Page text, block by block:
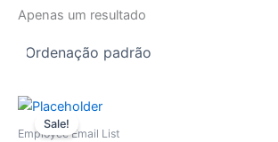
Apenas um resultado
Sale!
Employee Email List
O
preço
original
O
atual